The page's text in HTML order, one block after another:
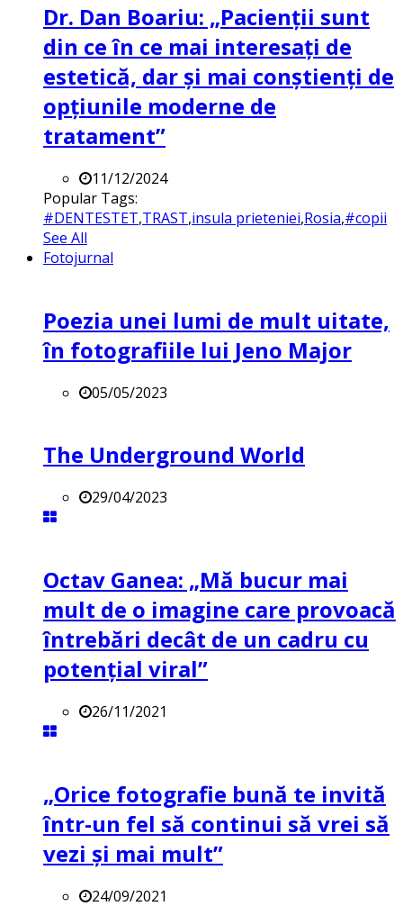
Dr. Dan Boariu: „Pacienții sunt
din ce în ce mai interesați de
estetică, dar și mai conștienți de
opțiunile moderne de
tratament”
11/12/2024
Popular Tags:
#DENTESTET,TRAST,insula prieteniei,Rosia,#copii
See All
Fotojurnal
Poezia unei lumi de mult uitate,
în fotografiile lui Jeno Major
05/05/2023
The Underground World
29/04/2023
Octav Ganea: „Mă bucur mai
mult de o imagine care provoacă
întrebări decât de un cadru cu
potenţial viral”
26/11/2021
„Orice fotografie bună te invită
într-un fel să continui să vrei să
vezi și mai mult”
24/09/2021